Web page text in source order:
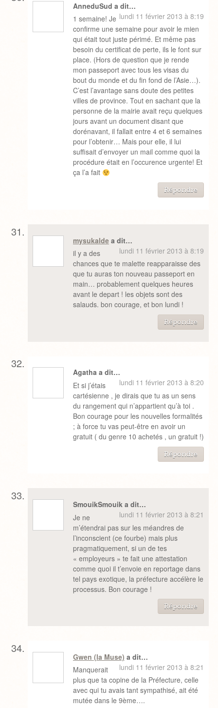
AnneduSud a dit…
lundi 11 février 2013 à 8:19
1 semaine! Je
confirme une semaine pour avoir le mien
qui était tout juste périmé. Et même pas
besoin du certificat de perte, ils le font sur
place. (Hors de question que je rende
mon passeport avec tous les visas du
bout du monde et du fin fond de l’Asie…).
C’est l’avantage sans doute des petites
villes de province. Tout en sachant que la
personne de la mairie avait reçu quelques
jours avant un document disant que
dorénavant, il fallait entre 4 et 6 semaines
pour l’obtenir… Mais pour elle, il lui
suffisait d’envoyer un mail comme quoi la
procédure était en l’occurence urgente! Et
ça l’a fait
Répondre
mysukaldea dit…
lundi 11 février 2013 à 8:19
il y a des
chances que te malette reapparaisse des
que tu auras ton nouveau passeport en
main… probablement quelques heures
avant le depart ! les objets sont des
salauds. bon courage, et bon lundi !
Répondre
Agatha a dit…
lundi 11 février 2013 à 8:20
Et si j’étais
cartésienne , je dirais que tu as un sens
du rangement qui n’appartient qu’à toi .
Bon courage pour les nouvelles formalités
; à force tu vas peut-être en avoir un
gratuit ( du genre 10 achetés , un gratuit !)
Répondre
SmouikSmouik a dit…
lundi 11 février 2013 à 8:21
Je ne
m’étendrai pas sur les méandres de
l’inconscient (ce fourbe) mais plus
pragmatiquement, si un de tes
« employeurs » te fait une attestation
comme quoi il t’envoie en reportage dans
tel pays exotique, la préfecture accélère le
processus. Bon courage !
Répondre
Gwen (la Muse) a dit…
lundi 11 février 2013 à 8:21
Manquerait
plus que ta copine de la Préfecture, celle
avec qui tu avais tant sympathisé, ait été
mutée dans le 9ème….